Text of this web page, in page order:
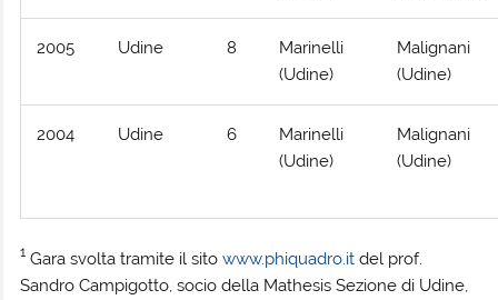
2005 Udine 8
Marinelli
(Udine)
Malignani
(Udine)
2004 Udine 6
Marinelli
(Udine)
Malignani
(Udine)
1 Gara svolta tramite il sitowww.phiquadro.it del prof.
Sandro Campigotto, socio della Mathesis Sezione di Udine,